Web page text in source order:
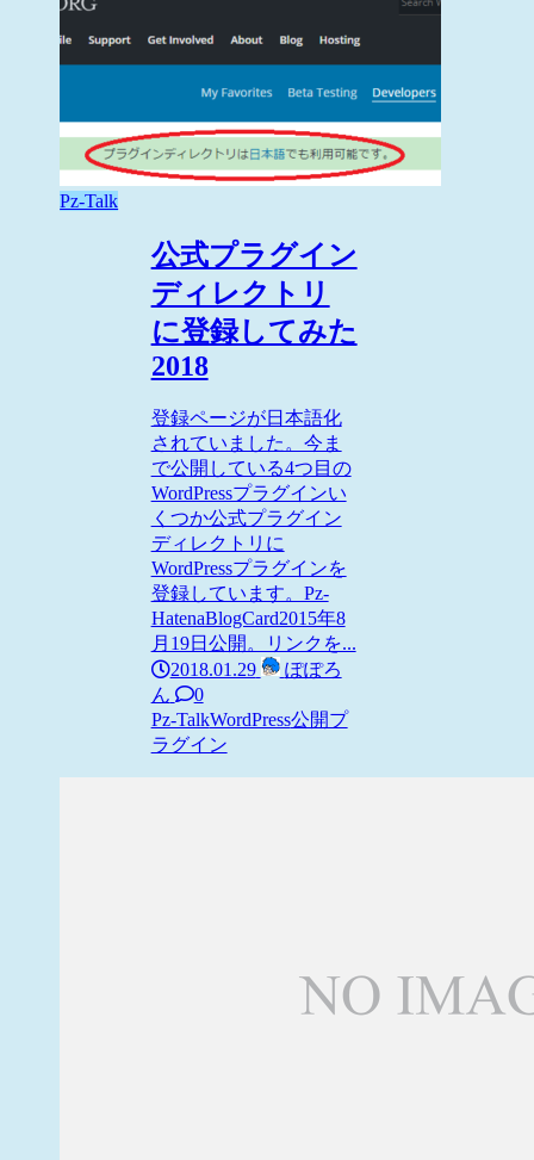
Pz-Talk
公式プラグイン
ディレクトリ
に登録してみた
2018
登録ページが日本語化
されていました。今ま
で公開している4つ目の
WordPressプラグインい
くつか公式プラグイン
ディレクトリに
WordPressプラグインを
登録しています。Pz-
HatenaBlogCard2015年8
月19日公開。リンクを...
2018.01.29
ぽぽろ
ん
0
Pz-TalkWordPress公開プ
ラグイン